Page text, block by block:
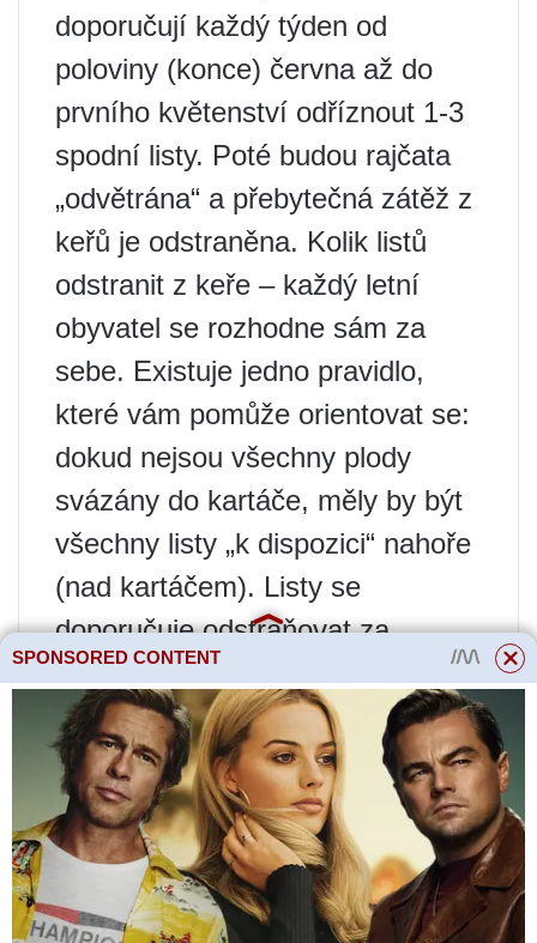
doporučují každý týden od
poloviny (konce) června až do
prvního květenství odříznout 1-3
spodní listy. Poté budou rajčata
„odvětrána“ a přebytečná zátěž z
keřů je odstraněna. Kolik listů
odstranit z keře – každý letní
obyvatel se rozhodne sám za
sebe. Existuje jedno pravidlo,
které vám pomůže orientovat se:
dokud nejsou všechny plody
svázány do kartáče, měly by být
všechny listy „k dispozici“ nahoře
(nad kartáčem). Listy se
doporučuje odstraňovat za
suchého teplého počasí, ráno,
aby se rána stihla zahojit a
nestala se vstupní branou
infekce.
Přečtěte si více
Výběr elektrokola v
roce 2024: 8 modelů
s dojezdem 40 km a
SPONSORED CONTENT